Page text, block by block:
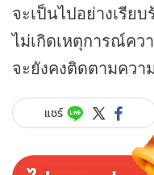
จะเป็นไปอย่างเรีย
ไม่เกิดเหตุการณ์คว
จะยังคงติดตามควา
แชร์